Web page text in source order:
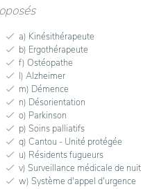
a) Kinésithérapeute
b) Ergothérapeute
f) Ostéopathe
l) Alzheimer
m) Démence
n) Désorientation
o) Parkinson
p) Soins palliatifs
q) Cantou - Unité protégée
u) Résidents fugueurs
v) Surveillance médicale de nuit
w) Système d'appel d'urgence